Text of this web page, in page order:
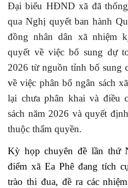
Đại biểu HĐND xã đã
qua Nghị quyết ban hành
đồng nhân dân xã nhiệm
quyết về việc bổ sung dự
2026 từ nguồn tỉnh bổ sung
về việc phân bổ ngân sách
lại chưa phân khai và điều
sách năm 2026 và quyết
thuộc thẩm quyền.
Kỳ họp chuyên đề lần thứ
điểm xã Ea Phê đang tích
trào thi đua, đề ra các